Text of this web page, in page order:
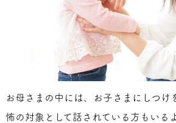
お母さまの中には、お子さまにしつけ
怖の対象として話されている方もいる